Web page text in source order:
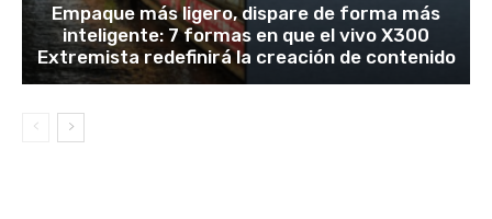
Empaque más ligero, dispare de forma más
inteligente: 7 formas en que el vivo X300
Extremista redefinirá la creación de contenido